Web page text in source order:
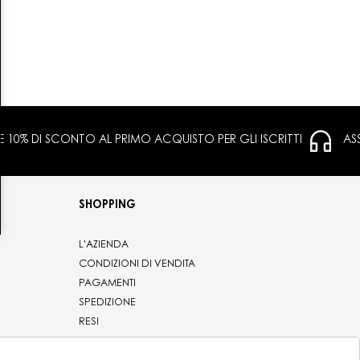
E 10% DI SCONTO AL PRIMO ACQUISTO PER GLI ISCRITTI
SHOPPING
L'AZIENDA
CONDIZIONI DI VENDITA
PAGAMENTI
SPEDIZIONE
RESI